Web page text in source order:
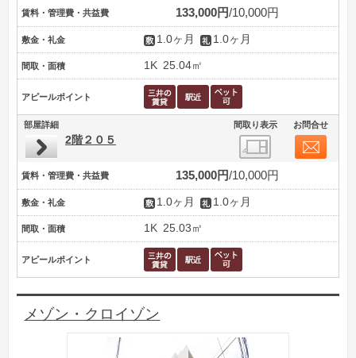
賃料・管理費・共益費 133,000円 10,000円
敷金・礼金 1.0ヶ月 1.0ヶ月
間取・面積 1K 25.04㎡
アピールポイント
部屋詳細 間取り表示 お問合せ
2階２０５
賃料・管理費・共益費 135,000円 10,000円
敷金・礼金 1.0ヶ月 1.0ヶ月
間取・面積 1K 25.03㎡
アピールポイント
メゾン・クロイゾン